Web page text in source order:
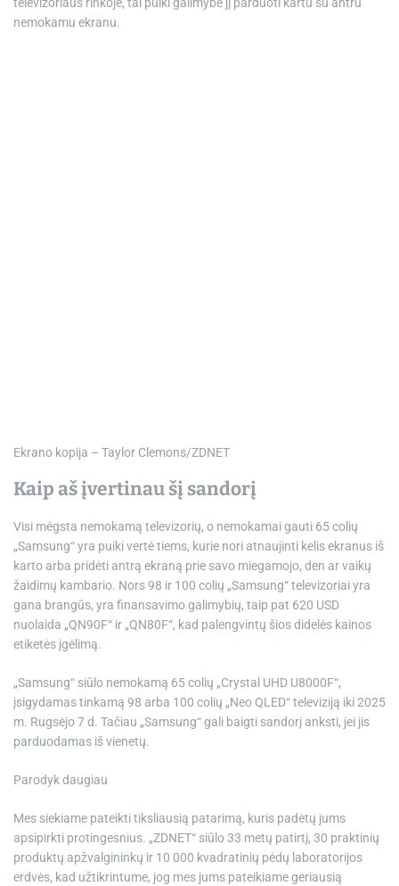
televizoriaus rinkoje, tai puiki galimybė jį parduoti kartu su antru
nemokamu ekranu.
Ekrano kopija – Taylor Clemons/ZDNET
Kaip aš įvertinau šį sandorį
Visi mėgsta nemokamą televizorių, o nemokamai gauti 65 colių
„Samsung“ yra puiki vertė tiems, kurie nori atnaujinti kelis ekranus iš
karto arba pridėti antrą ekraną prie savo miegamojo, den ar vaikų
žaidimų kambario. Nors 98 ir 100 colių „Samsung“ televizoriai yra
gana brangūs, yra finansavimo galimybių, taip pat 620 USD
nuolaida „QN90F“ ir „QN80F“, kad palengvintų šios didelės kainos
etiketės įgėlimą.
„Samsung“ siūlo nemokamą 65 colių „Crystal UHD U8000F“,
įsigydamas tinkamą 98 arba 100 colių „Neo QLED“ televiziją iki 2025
m. Rugsėjo 7 d. Tačiau „Samsung“ gali baigti sandorį anksti, jei jis
parduodamas iš vienetų.
Parodyk daugiau
Mes siekiame pateikti tiksliausią patarimą, kuris padėtų jums
apsipirkti protingesnius. „ZDNET“ siūlo 33 metų patirtį, 30 praktinių
produktų apžvalgininkų ir 10 000 kvadratinių pėdų laboratorijos
erdvės, kad užtikrintume, jog mes jums pateikiame geriausią